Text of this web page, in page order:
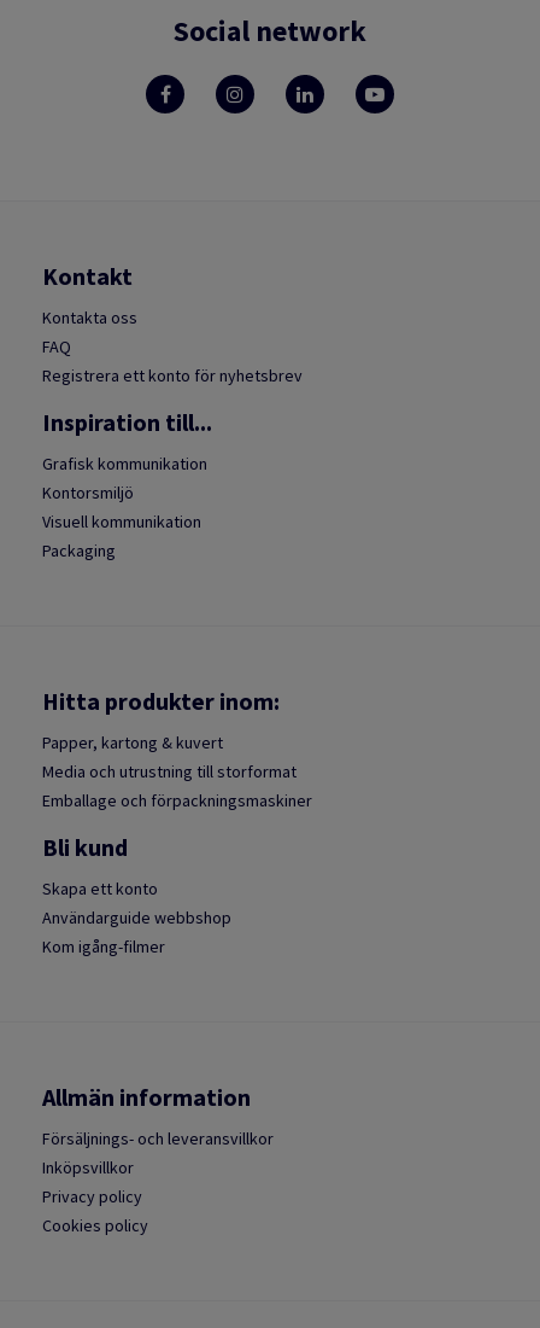
Social network
Kontakt
Kontakta oss
FAQ
Registrera ett konto för nyhetsbrev
Inspiration till...
Grafisk kommunikation
Kontorsmiljö
Visuell kommunikation
Packaging
Hitta produkter inom:
Papper, kartong & kuvert
Media och utrustning till storformat
Emballage och förpackningsmaskiner
Bli kund
Skapa ett konto
Användarguide webbshop
Kom igång-filmer
Allmän information
Försäljnings- och leveransvillkor
Inköpsvillkor
Privacy policy
Cookies policy